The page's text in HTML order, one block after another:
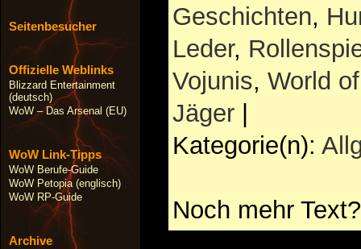
Seitenbesucher
Offizielle Weblinks
Blizzard Entertainment
(deutsch)
WoW – Das Arsenal (EU)
WoW Link-Tipps
WoW Berufe-Guide
WoW Petopia (englisch)
WoW RP-Guide
Archive
Geschichten,
Leder,
Vojunis, World
Jäger
Kategorie(n):
Noch mehr